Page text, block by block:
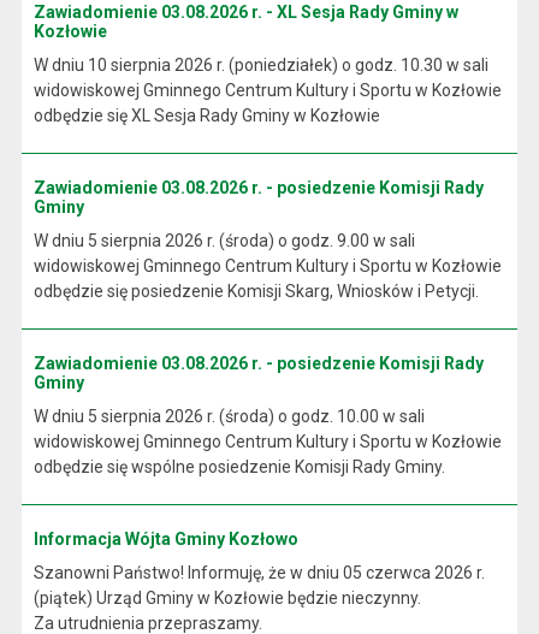
Zawiadomienie 03.08.2026 r. - XL Sesja Rady Gminy w
Kozłowie
W dniu 10 sierpnia 2026 r. (poniedziałek) o godz. 10.30 w sali
widowiskowej Gminnego Centrum Kultury i Sportu w Kozłowie
odbędzie się XL Sesja Rady Gminy w Kozłowie
Zawiadomienie 03.08.2026 r. - posiedzenie Komisji Rady
Gminy
W dniu 5 sierpnia 2026 r. (środa) o godz. 9.00 w sali
widowiskowej Gminnego Centrum Kultury i Sportu w Kozłowie
odbędzie się posiedzenie Komisji Skarg, Wniosków i Petycji.
Zawiadomienie 03.08.2026 r. - posiedzenie Komisji Rady
Gminy
W dniu 5 sierpnia 2026 r. (środa) o godz. 10.00 w sali
widowiskowej Gminnego Centrum Kultury i Sportu w Kozłowie
odbędzie się wspólne posiedzenie Komisji Rady Gminy.
Informacja Wójta Gminy Kozłowo
Szanowni Państwo! Informuję, że w dniu 05 czerwca 2026 r.
(piątek) Urząd Gminy w Kozłowie będzie nieczynny.
Za utrudnienia przepraszamy.